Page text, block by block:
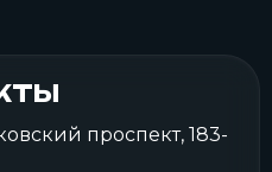
проспект, 183-